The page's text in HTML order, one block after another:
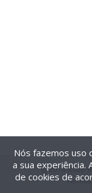
@2014-2026
Nós fazemos uso
a sua experiência.
de cookies de